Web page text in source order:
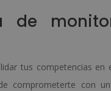
de
tus competencias en
comprometerte con